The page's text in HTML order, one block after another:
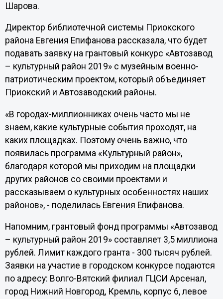
Шарова.
Директор библиотечной системы Приокского
района Евгения Епифанова рассказала, что будет
подавать заявку на грантовый конкурс «Автозавод
– культурный район 2019» с музейным военно-
патриотическим проектом, который объединяет
Приокский и Автозаводский районы.
«В городах-миллионниках очень часто мы не
знаем, какие культурные события проходят, на
каких площадках. Поэтому очень важно, что
появилась программа «Культурный район»,
благодаря которой мы приходим на площадки
других районов со своими проектами и
рассказываем о культурных особенностях наших
районов», - поделилась Евгения Епифанова.
Напомним, грантовый фонд программы «Автозавод
– культурный район 2019» составляет 3,5 миллиона
рублей. Лимит каждого гранта - 300 тысяч рублей.
Заявки на участие в городском конкурсе подаются
по адресу: Волго-Вятский филиал ГЦСИ Арсенал,
город Нижний Новгород, Кремль, корпус 6, левое